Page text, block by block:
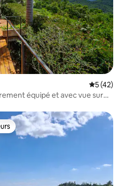
5 (42)
équipé et avec vue sur
les plus appréciés